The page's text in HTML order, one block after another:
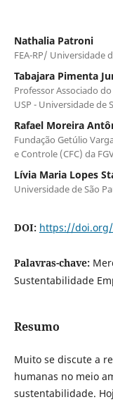
Nathalia Patroni
FEA-RP/ Universidade
Tabajara Pimenta
Professor Associado
USP - Universidade de
Rafael Moreira
Fundação Getúlio
e Controle (CFC) da
Lívia Maria Lopes
Universidade de São
DOI: https://doi.org/
Palavras-chave:
Sustentabilidade
Resumo
Muito se discute a
humanas no meio
sustentabilidade.